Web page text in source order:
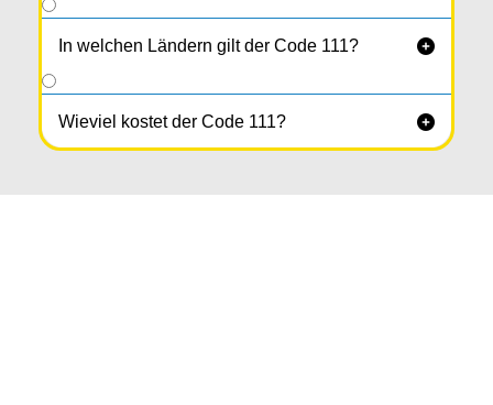
In welchen Ländern gilt der Code 111? 
Wieviel kostet der Code 111? 